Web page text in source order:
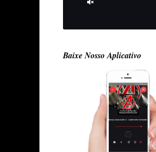
Baixe Nosso Aplicativo